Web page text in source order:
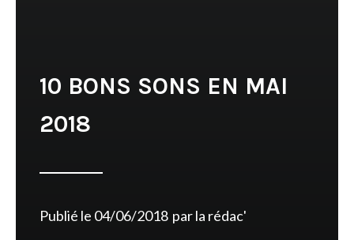
10 BONS SONS EN MAI
2018
Publié le 04/06/2018 parla rédac'